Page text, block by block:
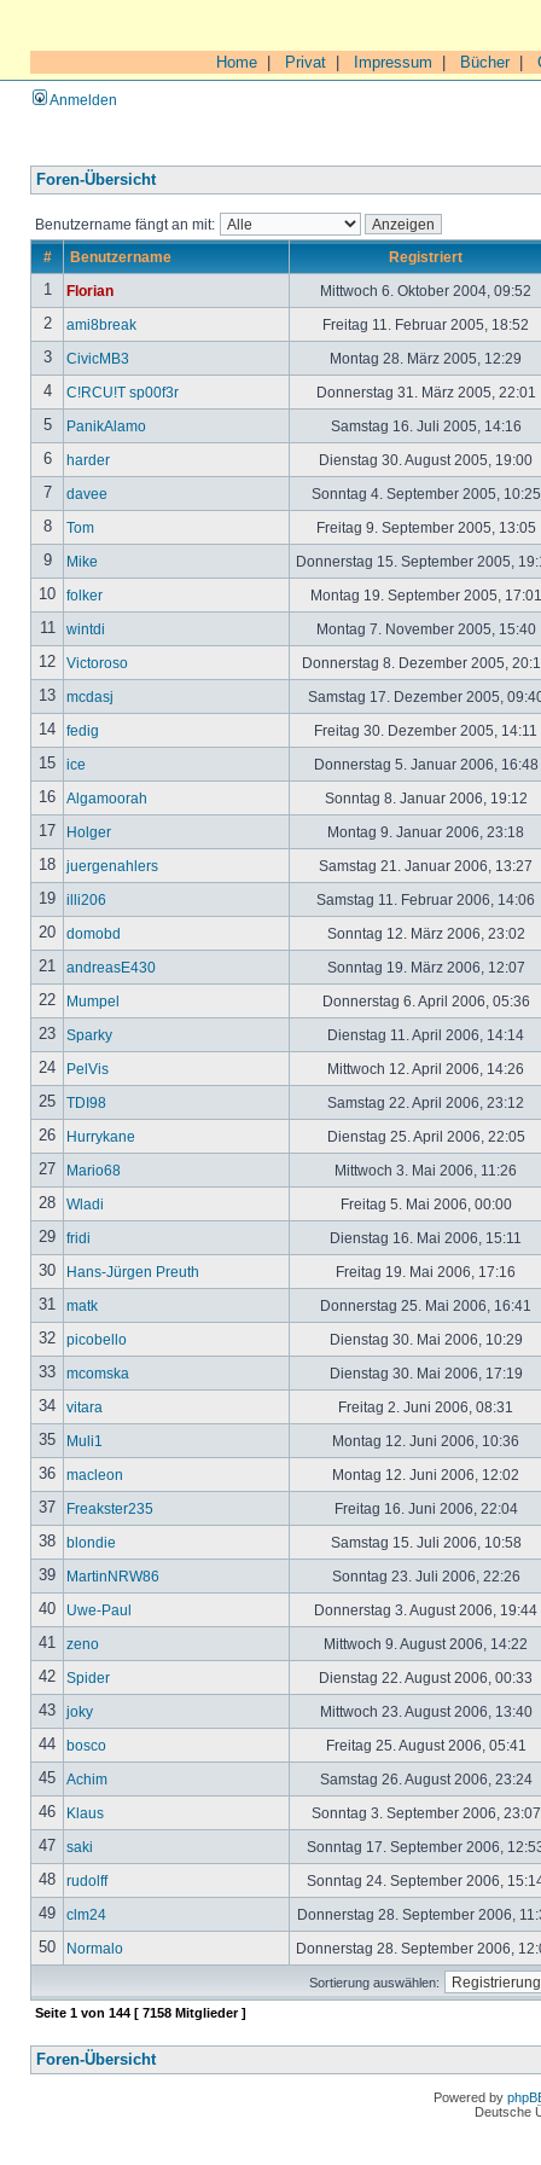
Home Privat Impressum Bücher|
Anmelden
Foren-Übersicht
Benutzername fängt an mit:
# Benutzername Registriert
1 Florian Mittwoch 6. Oktober 2004, 09:52
2 ami8break Freitag 11. Februar 2005, 18:52
3 CivicMB3 Montag 28. März 2005, 12:29
4 C!RCU!T sp00f3r Donnerstag 31. März 2005, 22:01
5 PanikAlamo Samstag 16. Juli 2005, 14:16
6 harder Dienstag 30. August 2005, 19:00
7 davee Sonntag 4. September 2005,
8 Tom Freitag 9. September 2005, 13:05
9 Mike Donnerstag 15. September 2005,
10 folker Montag 19. September 2005,
11 wintdi Montag 7. November 2005, 15:40
12 Victoroso Donnerstag 8. Dezember 2005,
13 mcdasj Samstag 17. Dezember 2005,
14 fedig Freitag 30. Dezember 2005, 14:11
15 ice Donnerstag 5. Januar 2006, 16:48
16 Algamoorah Sonntag 8. Januar 2006, 19:12
17 Holger Montag 9. Januar 2006, 23:18
18 juergenahlers Samstag 21. Januar 2006, 13:27
19 illi206 Samstag 11. Februar 2006, 14:06
20 domobd Sonntag 12. März 2006, 23:02
21 andreasE430 Sonntag 19. März 2006, 12:07
22 Mumpel Donnerstag 6. April 2006, 05:36
23 Sparky Dienstag 11. April 2006, 14:14
24 PelVis Mittwoch 12. April 2006, 14:26
25 TDI98 Samstag 22. April 2006, 23:12
26 Hurrykane Dienstag 25. April 2006, 22:05
27 Mario68 Mittwoch 3. Mai 2006, 11:26
28 Wladi Freitag 5. Mai 2006, 00:00
29 fridi Dienstag 16. Mai 2006, 15:11
30 Hans-Jürgen Preuth Freitag 19. Mai 2006, 17:16
31 matk Donnerstag 25. Mai 2006, 16:41
32 picobello Dienstag 30. Mai 2006, 10:29
33 mcomska Dienstag 30. Mai 2006, 17:19
34 vitara Freitag 2. Juni 2006, 08:31
35 Muli1 Montag 12. Juni 2006, 10:36
36 macleon Montag 12. Juni 2006, 12:02
37 Freakster235 Freitag 16. Juni 2006, 22:04
38 blondie Samstag 15. Juli 2006, 10:58
39 MartinNRW86 Sonntag 23. Juli 2006, 22:26
40 Uwe-Paul Donnerstag 3. August 2006, 19:44
41 zeno Mittwoch 9. August 2006, 14:22
42 Spider Dienstag 22. August 2006, 00:33
43 joky Mittwoch 23. August 2006, 13:40
44 bosco Freitag 25. August 2006, 05:41
45 Achim Samstag 26. August 2006, 23:24
46 Klaus Sonntag 3. September 2006,
47 saki Sonntag 17. September 2006,
48 rudolff Sonntag 24. September 2006,
49 clm24 Donnerstag 28. September 2006,
50 Normalo Donnerstag 28. September 2006,
Sortierung auswählen:
Seite 1 von 144 [ 7158 Mitglieder ]
Foren-Übersicht
Powered by
Deutsche